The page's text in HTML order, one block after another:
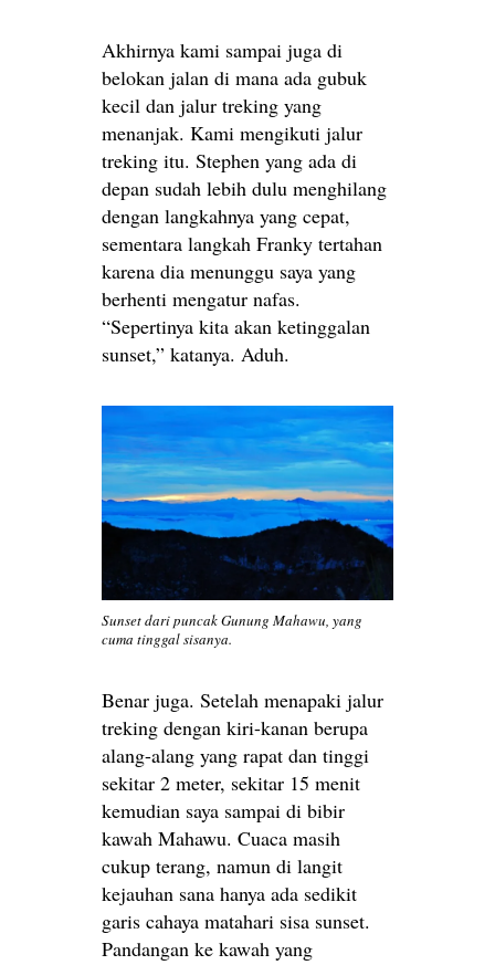
Akhirnya kami sampai juga di
belokan jalan di mana ada gubuk
kecil dan jalur treking yang
menanjak. Kami mengikuti jalur
treking itu. Stephen yang ada di
depan sudah lebih dulu menghilang
dengan langkahnya yang cepat,
sementara langkah Franky tertahan
karena dia menunggu saya yang
berhenti mengatur nafas.
“Sepertinya kita akan ketinggalan
sunset,” katanya. Aduh.
Sunset dari puncak Gunung Mahawu, yang
cuma tinggal sisanya.
Benar juga. Setelah menapaki jalur
treking dengan kiri-kanan berupa
alang-alang yang rapat dan tinggi
sekitar 2 meter, sekitar 15 menit
kemudian saya sampai di bibir
kawah Mahawu. Cuaca masih
cukup terang, namun di langit
kejauhan sana hanya ada sedikit
garis cahaya matahari sisa sunset.
Pandangan ke kawah yang